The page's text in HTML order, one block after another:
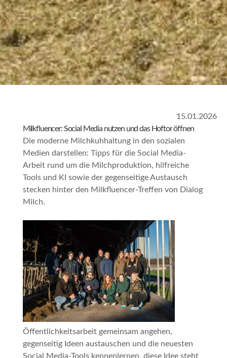
15.01.2026
Milkfluencer:Social Media nutzen und das Hoftor öffnen
Die moderne Milchkuhhaltung in den sozialen
Medien darstellen: Tipps für die Social Media-
Arbeit rund um die Milchproduktion, hilfreiche
Tools und KI sowie der gegenseitige Austausch
stecken hinter den Milkfluencer-Treffen von Dialog
Milch.
Öffentlichkeitsarbeit gemeinsam angehen,
gegenseitig Ideen austauschen und die neuesten
Social Media-Tools kennenlernen, diese Idee steht